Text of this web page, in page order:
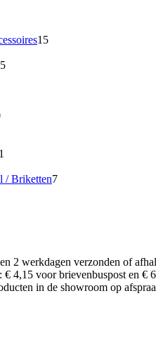
1515
55
9
/ Briketten77
2 werkdagen verzonden of
: € 4,15 voor brievenbuspost en €
in de showroom op